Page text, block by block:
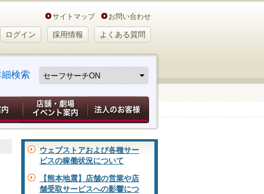
サイトマップ お問い合わせ
ログイン 採用情報 よくある質問
細検索
ウェブストアおよび各種サー
ビスの稼働状況について
【熊本地震】店舗の営業や店
舗受取サービスへの影響につ